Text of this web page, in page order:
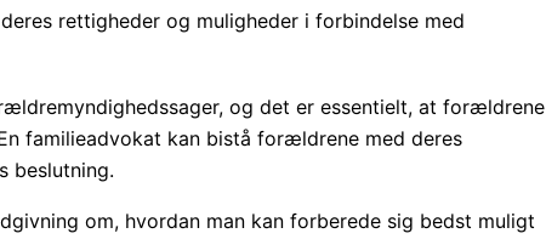
rettigheder og muligheder i forbindelse med
og det er essentielt, at forældrene
familieadvokat kan bistå forældrene med deres
beslutning.
om, hvordan man kan forberede sig bedst muligt